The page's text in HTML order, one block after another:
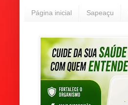
Página inicial Sapeaçu